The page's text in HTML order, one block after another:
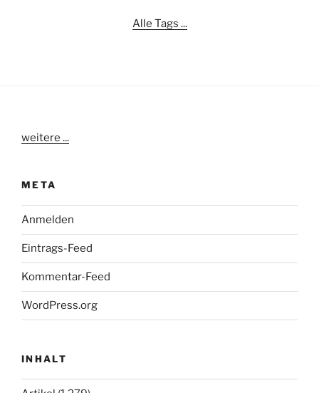
Alle Tags ...
weitere ...
META
Anmelden
Eintrags-Feed
Kommentar-Feed
WordPress.org
INHALT